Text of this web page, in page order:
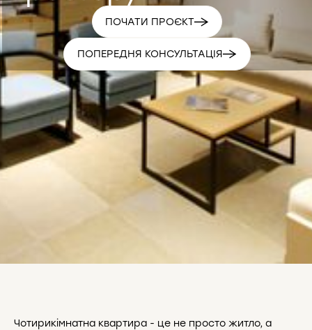
ПОЧАТИ ПРОЄКТ
ПОПЕРЕДНЯ КОНСУЛЬТАЦІЯ
Чотирикімнатна квартира - це не просто житло, а